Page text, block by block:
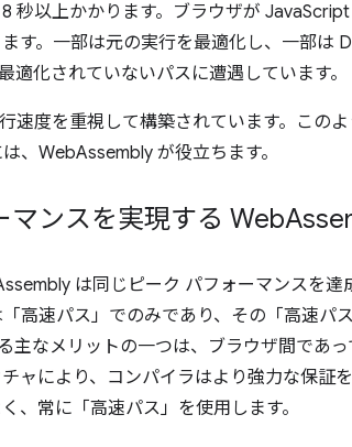
秒以上かかります。ブラウザが
す。一部は元の実行を最適化し、一部は
適化されていないパスに遭遇しています。
速度を重視して構築されています。この
、WebAssembly が役立ちます。
マンスを実現する Web
は同じピーク パフォーマンスを
高速パス」でのみであり、その「高速パ
主なメリットの一つは、ブラウザ間であ
ャにより、コンパイラはより強力な保証
、常に「高速パス」を使用します。